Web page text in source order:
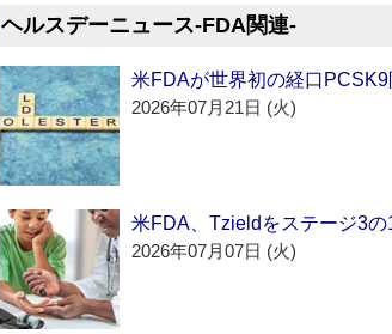
ヘルスデーニュース‐FDA関連‐
米FDAが世界初の経口
2026年07月21日 (火)
米FDA、Tzieldをステージ3
2026年07月07日 (火)